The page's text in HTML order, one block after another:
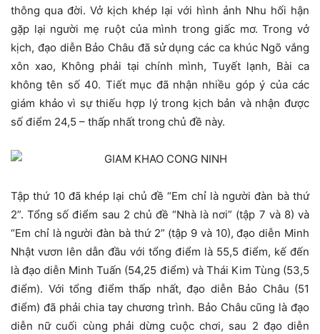
thông qua đời. Vở kịch khép lại với hình ảnh Nhu hối hận
gặp lại người mẹ ruột của mình trong giấc mơ. Trong vở
kịch, đạo diễn Bảo Châu đã sử dụng các ca khúc Ngõ vắng
xôn xao, Không phải tại chính mình, Tuyết lạnh, Bài ca
không tên số 40. Tiết mục đã nhận nhiều góp ý của các
giám khảo vì sự thiếu hợp lý trong kịch bản và nhận được
số điểm 24,5 – thấp nhất trong chủ đề này.
Tập thứ 10 đã khép lại chủ đề “Em chỉ là người đàn bà thứ
2”. Tổng số điểm sau 2 chủ đề “Nhà là nơi” (tập 7 và 8) và
“Em chỉ là người đàn bà thứ 2” (tập 9 và 10), đạo diễn Minh
Nhật vươn lên dẫn đầu với tổng điểm là 55,5 điểm, kế đến
là đạo diễn Minh Tuấn (54,25 điểm) và Thái Kim Tùng (53,5
điểm). Với tổng điểm thấp nhất, đạo diễn Bảo Châu (51
điểm) đã phải chia tay chương trình. Bảo Châu cũng là đạo
diễn nữ cuối cùng phải dừng cuộc chơi, sau 2 đạo diễn